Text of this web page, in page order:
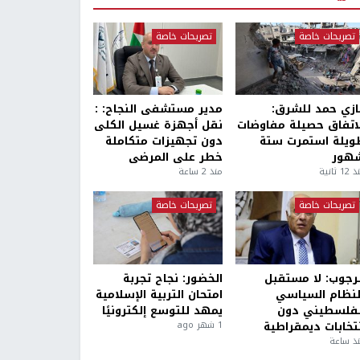
تصريحات خاصة
حمد للشرق:
حصيلة مفاوضات
استمرت ستة
ثانية
تصريحات خاصة
مدير مستشفى النجاح: :
نقل أجهزة غسيل الكلى
دون تجهيزات متكاملة
خطر على المرضى
منذ 2 ساعة
تصريحات خاصة
لا مستقبل
السياسي
دون
ديمقراطية
ساعة
تصريحات خاصة
الخضور: نجاح تجربة
امتحان التربية الإسلامية
يمهد للتوسع إلكترونيًا
1 شهر ago